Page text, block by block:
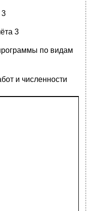
3
3
по видам
и численности